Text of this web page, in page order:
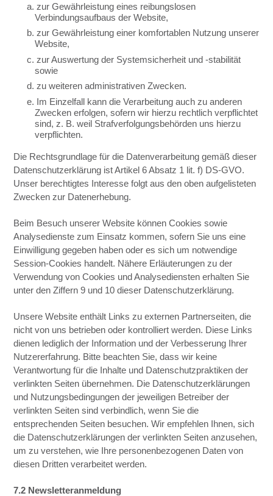
a. zur Gewährleistung eines reibungslosen
Verbindungsaufbaus der Website,
b. zur Gewährleistung einer komfortablen Nutzung unserer
Website,
c. zur Auswertung der Systemsicherheit und -stabilität
sowie
d. zu weiteren administrativen Zwecken.
e. Im Einzelfall kann die Verarbeitung auch zu anderen
Zwecken erfolgen, sofern wir hierzu rechtlich verpflichtet
sind, z. B. weil Strafverfolgungsbehörden uns hierzu
verpflichten.
Die Rechtsgrundlage für die Datenverarbeitung gemäß dieser
Datenschutzerklärung ist Artikel 6 Absatz 1 lit. f) DS-GVO.
Unser berechtigtes Interesse folgt aus den oben aufgelisteten
Zwecken zur Datenerhebung.
Beim Besuch unserer Website können Cookies sowie
Analysedienste zum Einsatz kommen, sofern Sie uns eine
Einwilligung gegeben haben oder es sich um notwendige
Session-Cookies handelt. Nähere Erläuterungen zu der
Verwendung von Cookies und Analysediensten erhalten Sie
unter den Ziffern 9 und 10 dieser Datenschutzerklärung.
Unsere Website enthält Links zu externen Partnerseiten, die
nicht von uns betrieben oder kontrolliert werden. Diese Links
dienen lediglich der Information und der Verbesserung Ihrer
Nutzererfahrung. Bitte beachten Sie, dass wir keine
Verantwortung für die Inhalte und Datenschutzpraktiken der
verlinkten Seiten übernehmen. Die Datenschutzerklärungen
und Nutzungsbedingungen der jeweiligen Betreiber der
verlinkten Seiten sind verbindlich, wenn Sie die
entsprechenden Seiten besuchen. Wir empfehlen Ihnen, sich
die Datenschutzerklärungen der verlinkten Seiten anzusehen,
um zu verstehen, wie Ihre personenbezogenen Daten von
diesen Dritten verarbeitet werden.
7.2 Newsletteranmeldung